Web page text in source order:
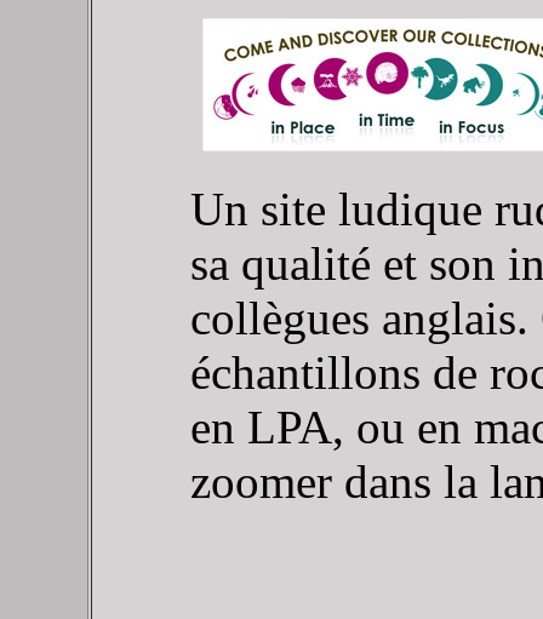
Un site ludique
sa qualité et son
collègues
échantillons de
en LPA, ou en
zoomer dans la